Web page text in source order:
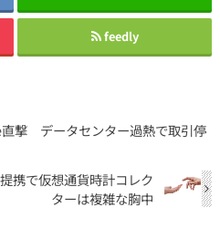
feedly
撃 データセンター過熱で取引停
携で仮想通貨時計コレク
ターは複雑な胸中